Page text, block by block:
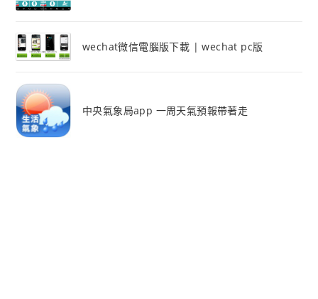
wechat微信電腦版下載 | wechat pc版
中央氣象局app 一周天氣預報帶著走